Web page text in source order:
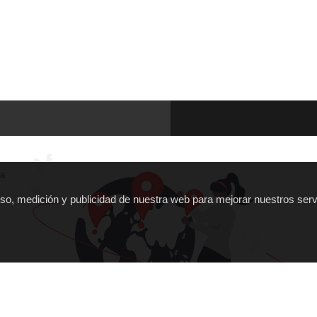
medición y publicidad de nuestra web para mejorar nuestros